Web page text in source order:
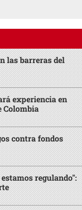
las barreras del
experiencia en
Colombia
contra fondos
regulando":